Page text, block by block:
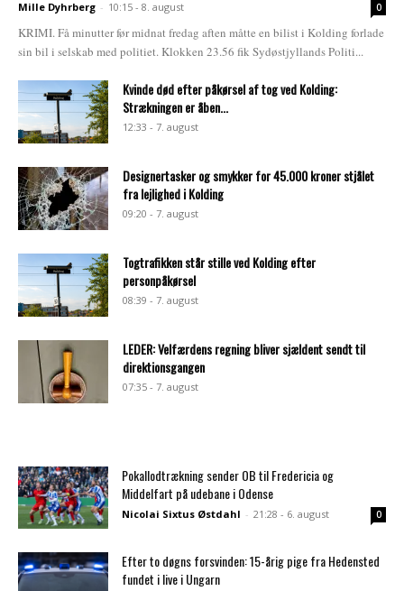
Mille Dyhrberg - 10:15 - 8. august 0
KRIMI. Få minutter før midnat fredag aften måtte en bilist i Kolding forlade
sin bil i selskab med politiet. Klokken 23.56 fik Sydøstjyllands Politi...
Kvinde død efter påkørsel af tog ved Kolding:
Strækningen er åben...
12:33 - 7. august
Designertasker og smykker for 45.000 kroner stjålet
fra lejlighed i Kolding
09:20 - 7. august
Togtrafikken står stille ved Kolding efter
personpåkørsel
08:39 - 7. august
LEDER: Velfærdens regning bliver sjældent sendt til
direktionsgangen
07:35 - 7. august
Pokallodtrækning sender OB til Fredericia og
Middelfart på udebane i Odense
Nicolai Sixtus Østdahl - 21:28 - 6. august 0
Efter to døgns forsvinden: 15-årig pige fra Hedensted
fundet i live i Ungarn